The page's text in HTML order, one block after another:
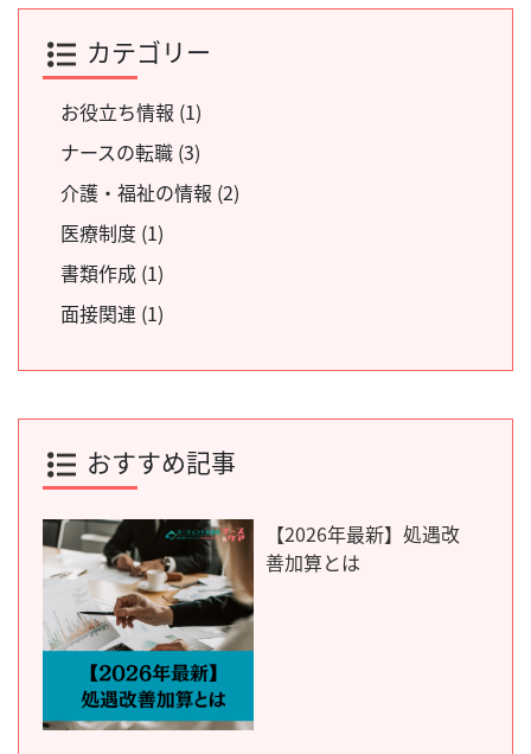
カテゴリー
お役立ち情報 (1)
ナースの転職 (3)
介護・福祉の情報 (2)
医療制度 (1)
書類作成 (1)
面接関連 (1)
おすすめ記事
【2026年最新】処遇改
善加算とは